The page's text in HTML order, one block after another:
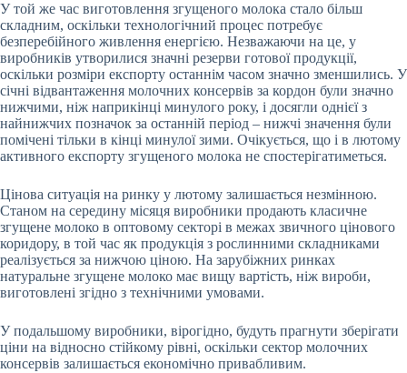
У той же час виготовлення згущеного молока стало більш
складним, оскільки технологічний процес потребує
безперебійного живлення енергією. Незважаючи на це, у
виробників утворилися значні резерви готової продукції,
оскільки розміри експорту останнім часом значно зменшились. У
січні відвантаження молочних консервів за кордон були значно
нижчими, ніж наприкінці минулого року, і досягли однієї з
найнижчих позначок за останній період – нижчі значення були
помічені тільки в кінці минулої зими. Очікується, що і в лютому
активного експорту згущеного молока не спостерігатиметься.
Цінова ситуація на ринку у лютому залишається незмінною.
Станом на середину місяця виробники продають класичне
згущене молоко в оптовому секторі в межах звичного цінового
коридору, в той час як продукція з рослинними складниками
реалізується за нижчою ціною. На зарубіжних ринках
натуральне згущене молоко має вищу вартість, ніж вироби,
виготовлені згідно з технічними умовами.
У подальшому виробники, вірогідно, будуть прагнути зберігати
ціни на відносно стійкому рівні, оскільки сектор молочних
консервів залишається економічно привабливим.